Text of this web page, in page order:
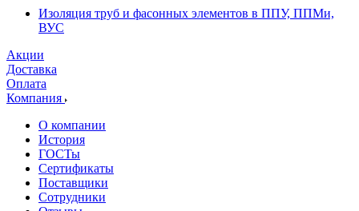
Изоляция труб и фасонных элементов в ППУ, ППМи,
ВУС
Акции
Доставка
Оплата
Компания
О компании
История
ГОСТы
Сертификаты
Поставщики
Сотрудники